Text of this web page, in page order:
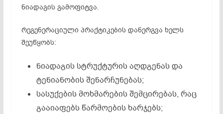
ნიადაგის გამოფიტვა.
რეგენერაციული პრაქტიკების დანერგვა ხელს
შეუწყობს:
ნიადაგის სტრუქტურის აღდგენას და
ტენიანობის შენარჩუნებას;
სასუქების მოხმარების შემცირებას, რაც
გააიაფებს წარმოების ხარჯებს;